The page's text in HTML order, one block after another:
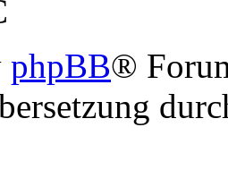
phpBB®